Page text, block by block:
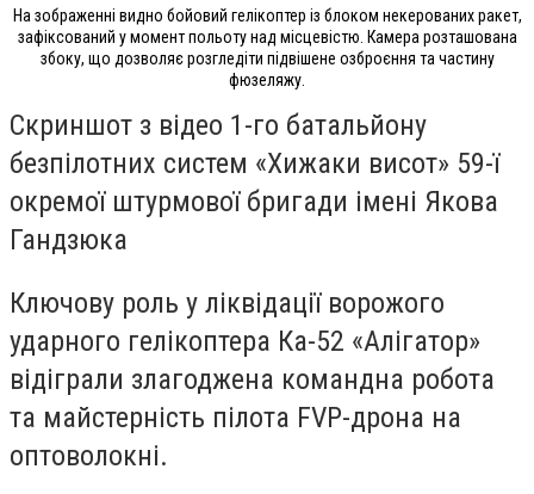
На зображенні видно бойовий гелікоптер із блоком некерованих ракет,
зафіксований у момент польоту над місцевістю. Камера розташована
збоку, що дозволяє розгледіти підвішене озброєння та частину
фюзеляжу.
Скриншот з відео 1-го батальйону
безпілотних систем «Хижаки висот» 59-ї
окремої штурмової бригади імені Якова
Гандзюка
Ключову роль у ліквідації ворожого
ударного гелікоптера Ка-52 «Алігатор»
відіграли злагоджена командна робота
та майстерність пілота FVP-дрона на
оптоволокні.